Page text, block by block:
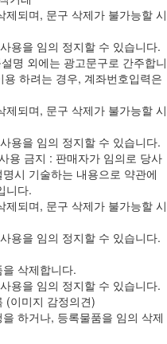
제되며, 문구 삭제가 불가능할 시
용을 임의 정지할 수 있습니다.
명 외에는 광고문구로 간주합니
하려는 경우, 계좌번호입력은
제되며, 문구 삭제가 불가능할 시
용을 임의 정지할 수 있습니다.
용 금지 : 판매자가 임의로 당사
시 기술하는 내용으로 약관에
니다.
제되며, 문구 삭제가 불가능할 시
용을 임의 정지할 수 있습니다.
삭제합니다.
용을 임의 정지할 수 있습니다.
(이미지 감정의견)
하거나, 등록물품을 임의 삭제